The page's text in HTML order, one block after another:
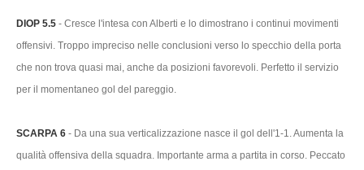
DIOP 5.5 - Cresce l'intesa con Alberti e lo dimostrano i continui movimenti
offensivi. Troppo impreciso nelle conclusioni verso lo specchio della porta
che non trova quasi mai, anche da posizioni favorevoli. Perfetto il servizio
per il momentaneo gol del pareggio.
SCARPA 6 - Da una sua verticalizzazione nasce il gol dell'1-1. Aumenta la
qualità offensiva della squadra. Importante arma a partita in corso. Peccato